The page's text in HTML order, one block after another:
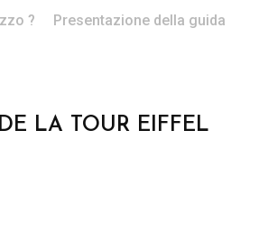
? Presentazione della guida
LA TOUR EIFFEL